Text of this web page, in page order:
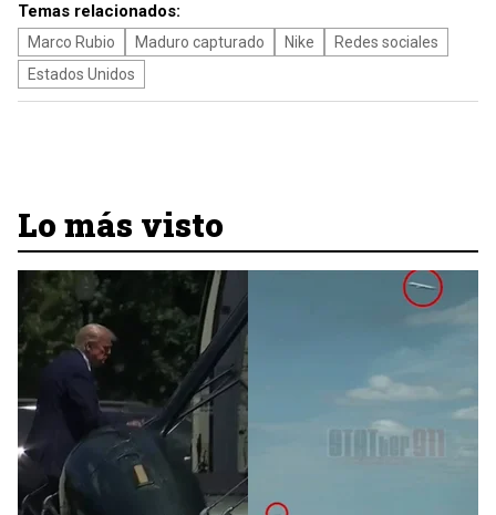
Temas relacionados:
Marco Rubio Maduro capturado Nike
Redes sociales
Estados Unidos
Lo más visto